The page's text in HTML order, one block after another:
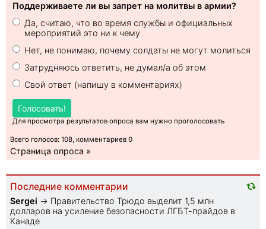
Поддерживаете ли вы запрет на молитвы в армии?
Да, считаю, что во время службы и официальных
мероприятий это ни к чему
Нет, не понимаю, почему солдаты не могут молиться
Затрудняюсь ответить, не думал/а об этом
Свой ответ (напишу в комментариях)
Голосовать!
Для просмотра результатов опроса вам нужно проголосовать
Всего голосов: 108, комментариев 0
Страница опроса »
Последние комментарии
Sеrgei → Правительство Трюдо выделит 1,5 млн
долларов на усиление безопасности ЛГБТ-прайдов в
Канаде